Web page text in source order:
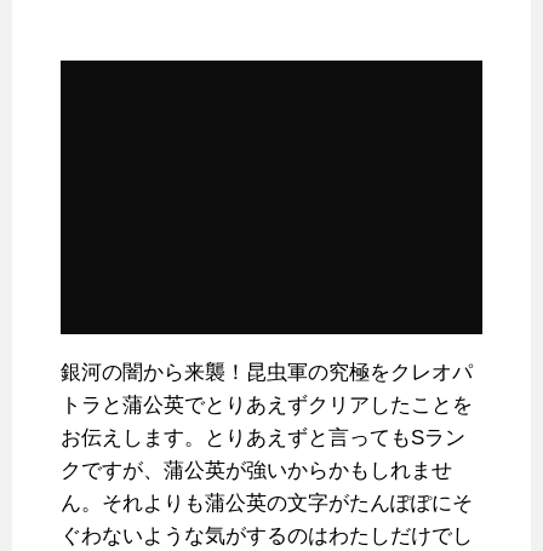
銀河の闇から来襲！昆虫軍の究極をクレオパ
トラと蒲公英でとりあえずクリアしたことを
お伝えします。とりあえずと言ってもSラン
クですが、蒲公英が強いからかもしれませ
ん。それよりも蒲公英の文字がたんぽぽにそ
ぐわないような気がするのはわたしだけでし